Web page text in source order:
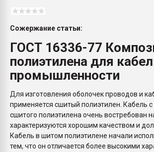
Сожержание статьи:
ГОСТ 16336-77
полиэтилена для
промышленности
Для изготовления оболочек проводов и
применяется сшитый полиэтилен. Кабель с
сшитого полиэтилена очень востребован
характеризуются хорошим качеством и
Кабель в шитом полиэтилене начали
тем, что он отличается более высокими